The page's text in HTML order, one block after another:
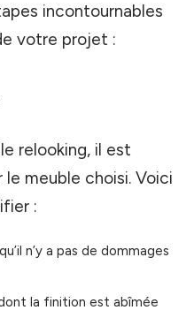
incontournables
votre projet :
relooking, il est
meuble choisi. Voici
:
n’y a pas de dommages
la finition est abîmée